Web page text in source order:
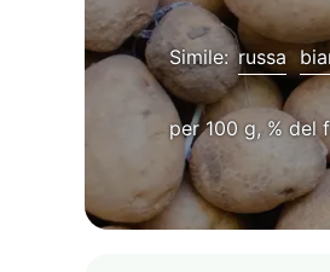
Simile: russa
per 100 g, % del